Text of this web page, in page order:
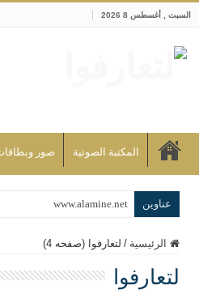
السبت , أغسطس 8 2026
المكتبة الصوتية صور
عناوين www.alamine.net
إذا كان التسنن هو
علاقات المذاهب والأديان
الرئيسية / لتعارفوا (صفحه 4)
لتعارفوا